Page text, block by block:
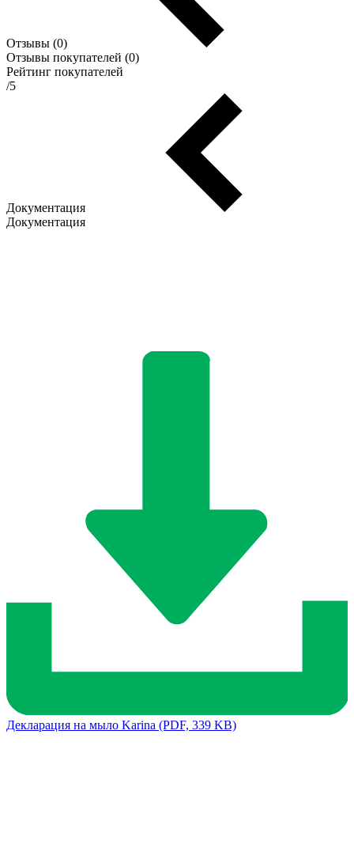
Отзывы (0)
Отзывы покупателей (0)
Рейтинг покупателей
/5
Документация
Документация
Декларация на мыло Karina (PDF, 339 KB)